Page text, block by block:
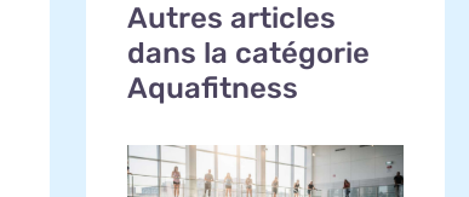
Autres articles
dans la catégorie
Aquafitness